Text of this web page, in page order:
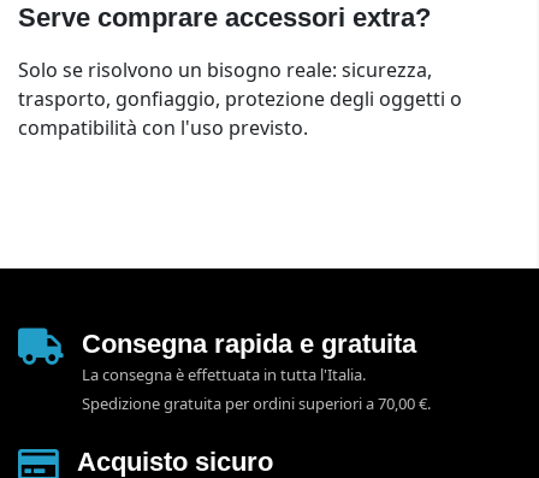
Serve comprare accessori extra?
Solo se risolvono un bisogno reale: sicurezza,
trasporto, gonfiaggio, protezione degli oggetti o
compatibilità con l'uso previsto.
Consegna rapida e gratuita
La consegna è effettuata in tutta l'Italia.
Spedizione gratuita per ordini superiori a 70,00 €.
Acquisto sicuro